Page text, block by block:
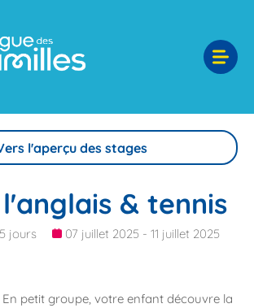
l'aperçu des stages
& tennis
5 jours
07 juillet 2025 - 11 juillet 2025
En petit groupe, votre enfant découvre la